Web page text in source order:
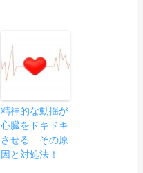
精神的な動揺が
心臓をドキドキ
させる…その原
因と対処法！